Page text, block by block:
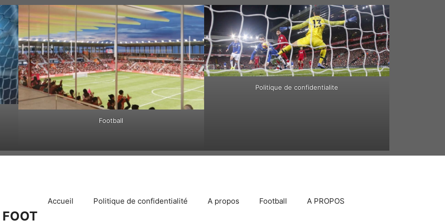
Football
Politique de confidentialite
Accueil Politique de confidentialité A propos Football A PROPOS